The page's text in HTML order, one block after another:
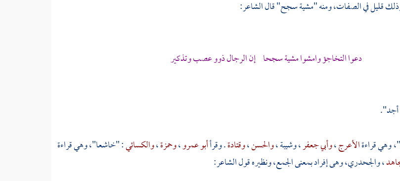
قليل في الصفات، ومنه "مشية سجح" قال الشاعر:
دعوا التخاجؤ وامشوا مشية سجحا إن الرجال ذوو عصب وتذكير
وهي قراءةالأعرج،وأبي جعفر،وشيبة،والحسن،وقتادة. وقرأأبو عمرو،وحمزة،والكسائي: "خاشعا"، وهي قراءة
،والجحدري،وهى إفراد بمعنى الجمع، ونظيره قول الشاعر: